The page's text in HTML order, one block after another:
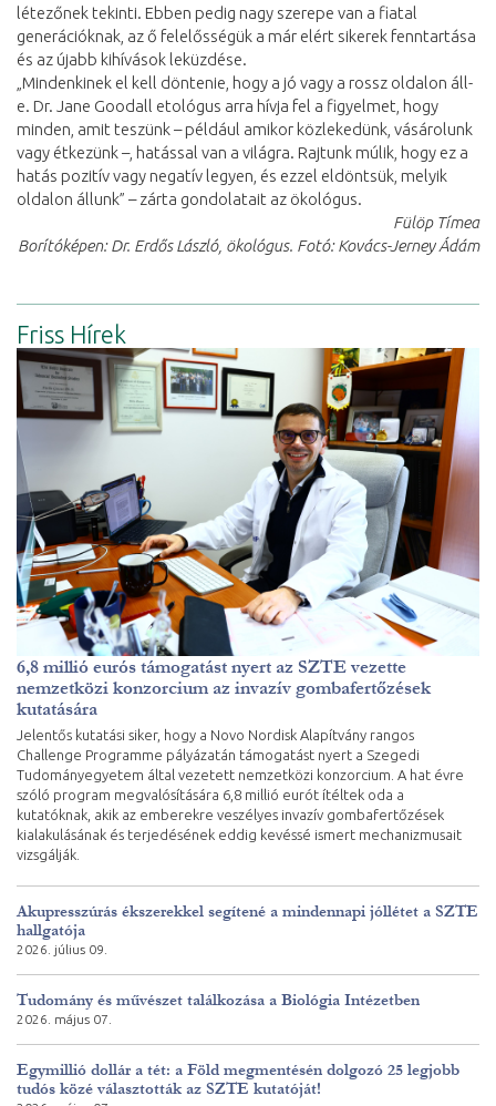
létezőnek tekinti. Ebben pedig nagy szerepe van a fiatal
generációknak, az ő felelősségük a már elért sikerek fenntartása
és az újabb kihívások leküzdése.
„Mindenkinek el kell döntenie, hogy a jó vagy a rossz oldalon áll-
e. Dr. Jane Goodall etológus arra hívja fel a figyelmet, hogy
minden, amit teszünk – például amikor közlekedünk, vásárolunk
vagy étkezünk –, hatással van a világra. Rajtunk múlik, hogy ez a
hatás pozitív vagy negatív legyen, és ezzel eldöntsük, melyik
oldalon állunk” – zárta gondolatait az ökológus.
Fülöp Tímea
Borítóképen: Dr. Erdős László, ökológus. Fotó: Kovács-Jerney Ádám
Friss Hírek
6,8 millió eurós támogatást nyert az SZTE vezette
nemzetközi konzorcium az invazív gombafertőzések
kutatására
Jelentős kutatási siker, hogy a Novo Nordisk Alapítvány rangos
Challenge Programme pályázatán támogatást nyert a Szegedi
Tudományegyetem által vezetett nemzetközi konzorcium. A hat évre
szóló program megvalósítására 6,8 millió eurót ítéltek oda a
kutatóknak, akik az emberekre veszélyes invazív gombafertőzések
kialakulásának és terjedésének eddig kevéssé ismert mechanizmusait
vizsgálják.
Akupresszúrás ékszerekkel segítené a mindennapi jóllétet a SZTE
hallgatója
2026. július 09.
Tudomány és művészet találkozása a Biológia Intézetben
2026. május 07.
Egymillió dollár a tét: a Föld megmentésén dolgozó 25 legjobb
tudós közé választották az SZTE kutatóját!